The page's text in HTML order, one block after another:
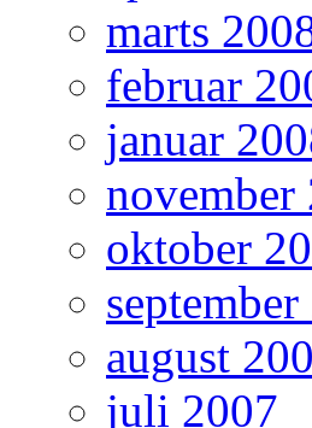
marts
februar
januar
november
oktober
august
juli 2007